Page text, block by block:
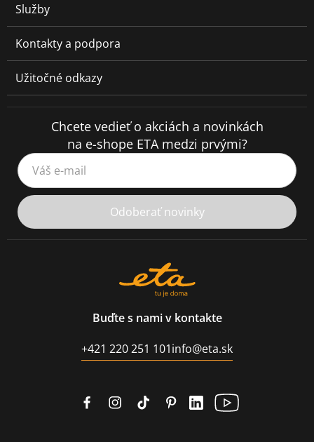
Služby
Kontakty a podpora
Užitočné odkazy
Chcete vedieť o akciách a novinkách
na e-shope ETA medzi prvými?
Váš e-mail
Odoberať novinky
Buďte s nami v kontakte
+421 220 251 101info@eta.sk